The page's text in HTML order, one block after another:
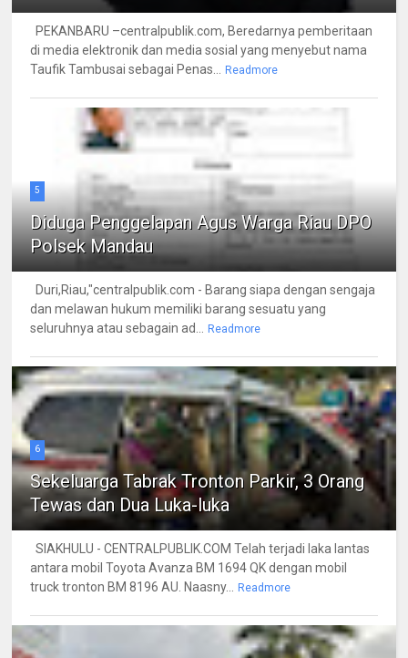
PEKANBARU –centralpublik.com, Beredarnya pemberitaan
di media elektronik dan media sosial yang menyebut nama
Taufik Tambusai sebagai Penas... Readmore
5
Diduga Penggelapan Agus Warga Riau DPO
Polsek Mandau
Duri,Riau,"centralpublik.com - Barang siapa dengan sengaja
dan melawan hukum memiliki barang sesuatu yang
seluruhnya atau sebagain ad... Readmore
6
Sekeluarga Tabrak Tronton Parkir, 3 Orang
Tewas dan Dua Luka-luka
SIAKHULU - CENTRALPUBLIK.COM Telah terjadi laka lantas
antara mobil Toyota Avanza BM 1694 QK dengan mobil
truck tronton BM 8196 AU. Naasny... Readmore